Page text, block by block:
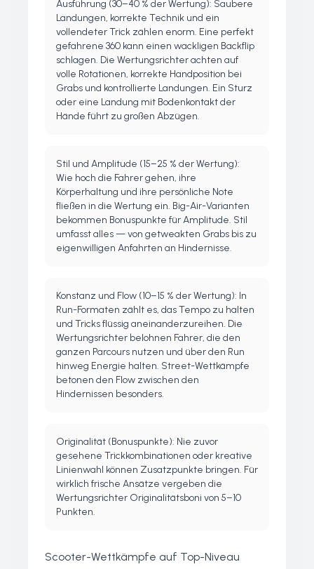
Ausführung (30–40 % der Wertung): Saubere
Landungen, korrekte Technik und ein
vollendeter Trick zählen enorm. Eine perfekt
gefahrene 360 kann einen wackligen Backflip
schlagen. Die Wertungsrichter achten auf
volle Rotationen, korrekte Handposition bei
Grabs und kontrollierte Landungen. Ein Sturz
oder eine Landung mit Bodenkontakt der
Hände führt zu großen Abzügen.
Stil und Amplitude (15–25 % der Wertung):
Wie hoch die Fahrer gehen, ihre
Körperhaltung und ihre persönliche Note
fließen in die Wertung ein. Big-Air-Varianten
bekommen Bonuspunkte für Amplitude. Stil
umfasst alles — von getweakten Grabs bis zu
eigenwilligen Anfahrten an Hindernisse.
Konstanz und Flow (10–15 % der Wertung): In
Run-Formaten zählt es, das Tempo zu halten
und Tricks flüssig aneinanderzureihen. Die
Wertungsrichter belohnen Fahrer, die den
ganzen Parcours nutzen und über den Run
hinweg Energie halten. Street-Wettkämpfe
betonen den Flow zwischen den
Hindernissen besonders.
Originalität (Bonuspunkte): Nie zuvor
gesehene Trickkombinationen oder kreative
Linienwahl können Zusatzpunkte bringen. Für
wirklich frische Ansätze vergeben die
Wertungsrichter Originalitätsboni von 5–10
Punkten.
Scooter-Wettkämpfe auf Top-Niveau